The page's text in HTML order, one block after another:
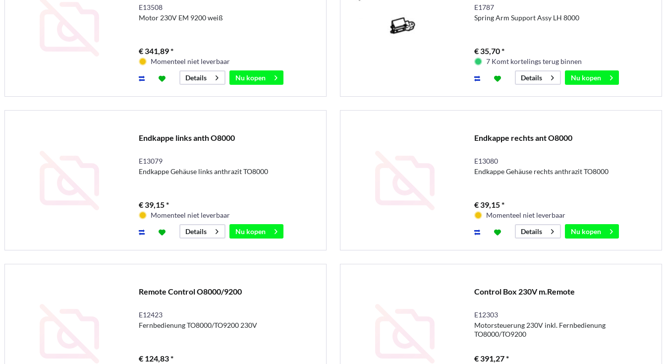
E13508
Motor 230V EM 9200 weiß
€ 341,89 *
Momenteel niet leverbaar
Details
Nu kopen
E1787
Spring Arm Support Assy LH 8000
€ 35,70 *
7 Komt kortelings terug binnen
Details
Nu kopen
Endkappe links anth O8000
E13079
Endkappe Gehäuse links anthrazit TO8000
€ 39,15 *
Momenteel niet leverbaar
Details
Nu kopen
Endkappe rechts ant O8000
E13080
Endkappe Gehäuse rechts anthrazit TO8000
€ 39,15 *
Momenteel niet leverbaar
Details
Nu kopen
Remote Control O8000/9200
E12423
Fernbedienung TO8000/TO9200 230V
€ 124,83 *
Control Box 230V m.Remote
E12303
Motorsteuerung 230V inkl. Fernbedienung
TO8000/TO9200
€ 391,27 *